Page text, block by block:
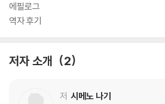
에필로그
역자 후기
저자 소개 2
저 시메노 나기